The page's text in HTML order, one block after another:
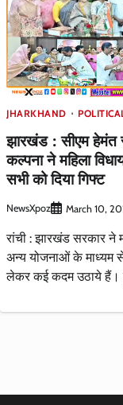
JHARKHAND
झारखंड : सीएम हेमंत
कल्पना ने महिला
सभी को दिया गिफ्ट
NewsXpoz March 10,
रांची : झारखंड सरकार ने
अन्य योजनाओं के माध्यम
लेकर कई कदम उठाये हैं।